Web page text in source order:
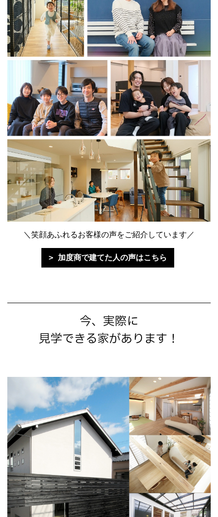
＼笑顔あふれるお客様の声をご紹介しています／
加度商で建てた人の声はこちら
今、実際に
見学できる家があります！